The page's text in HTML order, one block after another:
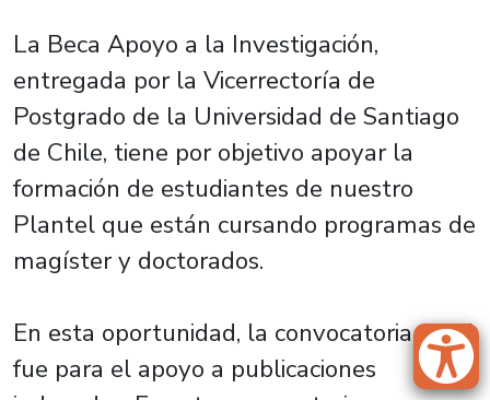
La Beca Apoyo a la Investigación,
entregada por la Vicerrectoría de
Postgrado de la Universidad de Santiago
de Chile, tiene por objetivo apoyar la
formación de estudiantes de nuestro
Plantel que están cursando programas de
magíster y doctorados.
En esta oportunidad, la convocatoria 2021
fue para el apoyo a publicaciones